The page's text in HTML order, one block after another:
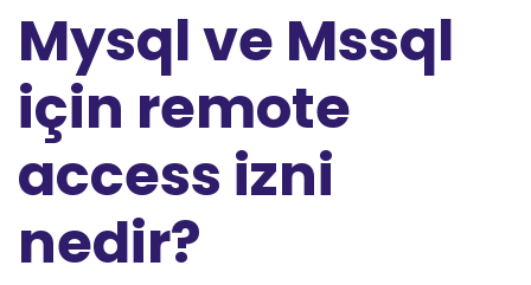
Mysql ve Mssql
için remote
access izni
nedir?